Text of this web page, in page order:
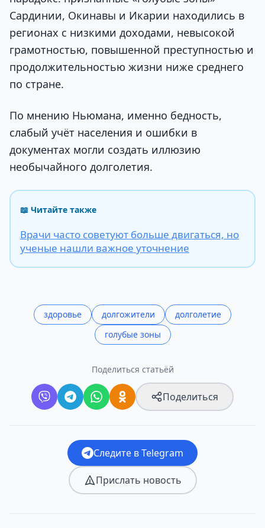
Сардинии, Окинавы и Икарии находились в
регионах с низкими доходами, невысокой
грамотностью, повышенной преступностью и
продолжительностью жизни ниже среднего
по стране.
По мнению Ньюмана, именно бедность,
слабый учёт населения и ошибки в
документах могли создать иллюзию
необычайного долголетия.
📖 Читайте также
Врачи часто советуют больше двигаться, но
ученые нашли важное уточнение
здоровье долгожители
долголетие
голубые зоны
Поделиться статьёй
Поделиться
Следите в Telegram
Прислать новость